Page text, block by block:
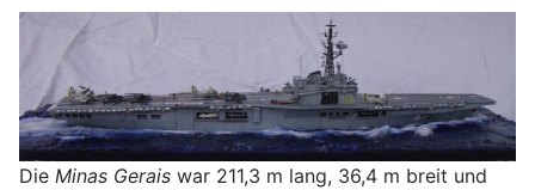
Die Minas Gerais war 211,3 m lang, 36,4 m breit und